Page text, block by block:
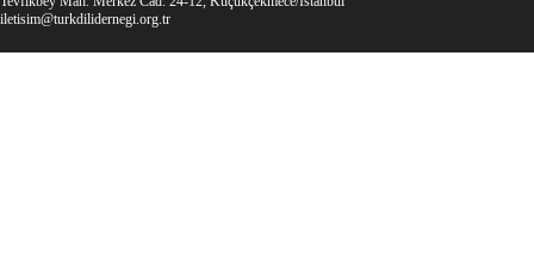
iletisim@turkdilidernegi.org.tr